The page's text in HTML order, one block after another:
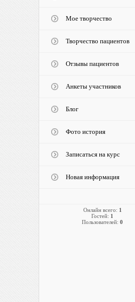
Мое творчество
Творчество пациентов
Отзывы пациентов
Анкеты участников
Блог
Фото история
Записаться на курс
Новая информация
Онлайн всего: 1
Гостей: 1
Пользователей: 0